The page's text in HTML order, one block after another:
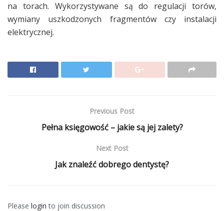
na torach. Wykorzystywane są do regulacji torów,
wymiany uszkodzonych fragmentów czy instalacji
elektrycznej.
Previous Post
Pełna księgowość – jakie są jej zalety?
Next Post
Jak znaleźć dobrego dentystę?
Please login to join discussion